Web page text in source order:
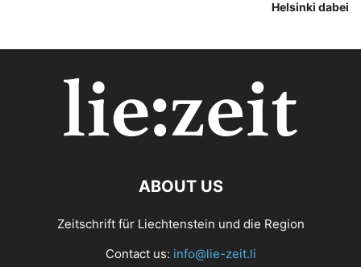
Helsinki dabei
ABOUT US
Zeitschrift für Liechtenstein und die Region
Contact us: info@lie-zeit.li